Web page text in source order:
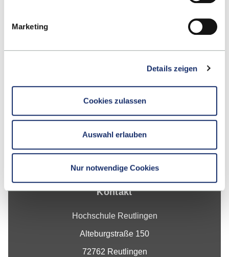
Marketing
Details zeigen
Cookies zulassen
Auswahl erlauben
Nur notwendige Cookies
Nach oben
Kontakt
Hochschule Reutlingen
Alteburgstraße 150
72762 Reutlingen